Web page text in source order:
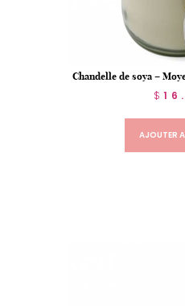
Chandelle de soya –
$
AJOUTER